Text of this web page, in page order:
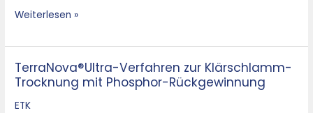
Weiterlesen »
TerraNova®Ultra-Verfahren zur Klärschlamm-
Trocknung mit Phosphor-Rückgewinnung
ETK
TerraNova®Ultra-
Verfahren
zur